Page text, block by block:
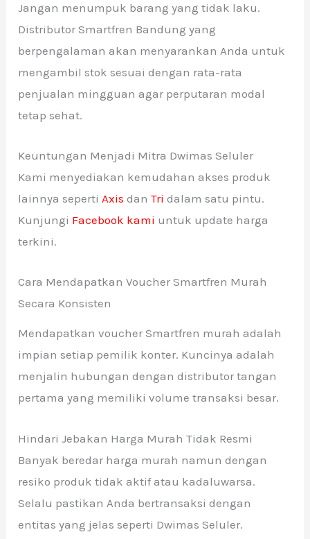
Jangan menumpuk barang yang tidak laku.
Distributor Smartfren Bandung yang
berpengalaman akan menyarankan Anda untuk
mengambil stok sesuai dengan rata-rata
penjualan mingguan agar perputaran modal
tetap sehat.
Keuntungan Menjadi Mitra Dwimas Seluler
Kami menyediakan kemudahan akses produk
lainnya sepertiAxis danTri dalam satu pintu.
Kunjungi Facebook kami untuk update harga
terkini.
Cara Mendapatkan Voucher Smartfren Murah
Secara Konsisten
Mendapatkan voucher Smartfren murah adalah
impian setiap pemilik konter. Kuncinya adalah
menjalin hubungan dengan distributor tangan
pertama yang memiliki volume transaksi besar.
Hindari Jebakan Harga Murah Tidak Resmi
Banyak beredar harga murah namun dengan
resiko produk tidak aktif atau kadaluwarsa.
Selalu pastikan Anda bertransaksi dengan
entitas yang jelas seperti Dwimas Seluler.